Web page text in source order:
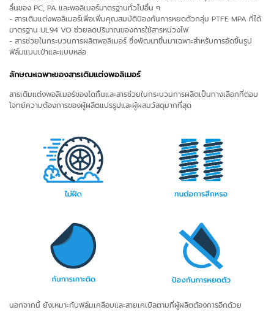
ลื่นของ PC, PA และพอลิเมอร์มาตรฐานทั่วไปอื่น ๆ
- สารเติมแต่งพอลิเมอร์เพื่อเพิ่มคุณสมบัติป้องกันการหยดตัวกลุ่ม PTFE MPA ที่ได้
มาตรฐาน UL94 VO ช่วยลดปริมาณของการใช้สารหน่วงไฟ
- สารช่วยในกระบวนการผลิตพอลิเมอร์ ซึ่งพัฒนาขึ้นมาเฉพาะสำหรับการอัดขึ้นรูป
ฟิล์มแบบเป่าและแบบหล่อ
ลักษณะเฉพาะของสารเติมแต่งพอลิเมอร์
สารเติมแต่งพอลิเมอร์ของไดกิ้นและสารช่วยในกระบวนการผลิตเป็นทางเลือกที่ตอบ
โจทย์ความต้องการของผู้ผลิตแปรรูปและผู้ผสมวัสดุมากที่สุด
นอกจากนี้ ยังเหมาะกับฟิล์มเคลือบและสายเคเบิลตามที่ผู้ผลิตต้องการอีกด้วย